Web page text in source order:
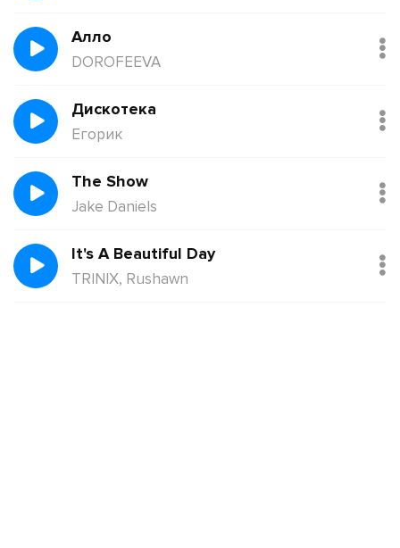
Алло
DOROFEEVA
Дискотека
Егорик
The Show
Jake Daniels
It's A Beautiful Day
TRINIX, Rushawn